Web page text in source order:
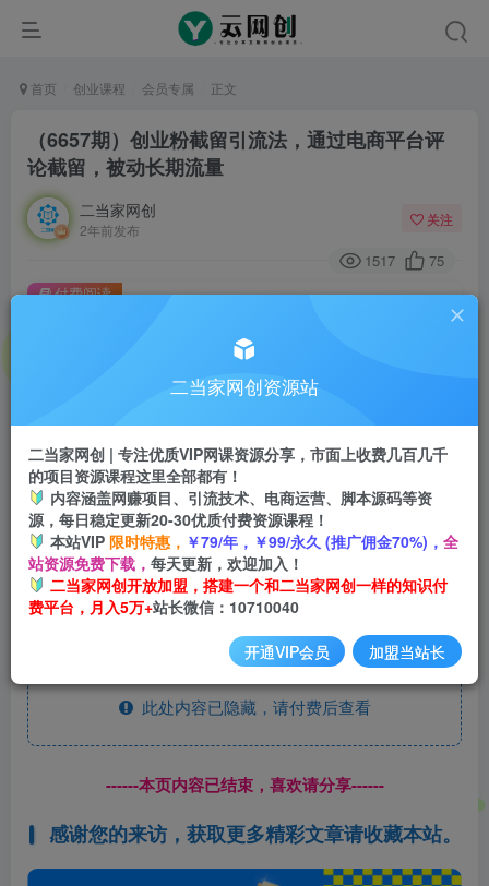
首页 创业课程 会员专属 正文
（6657期）创业粉截留引流法，通过电商平台评
论截留，被动长期流量
二当家网创
2年前发布
关注
1517 75
此内容为付费阅读，请付费后查看
会员专属资源
会员免费
开通会员
付费阅读
此处内容已隐藏，请付费后查看
------本页内容已结束，喜欢请分享------
感谢您的来访，获取更多精彩文章请收藏本站。
二当家网创资源站
二当家网创 | 专注优质VIP网课资源分享，市面上收费几百几千
的项目资源课程这里全部都有！
内容涵盖网赚项目、引流技术、电商运营、脚本源码等资
源，每日稳定更新20-30优质付费资源课程！
本站VIP 限时特惠， ￥79/年，￥99/永久 (推广佣金70%)， 全
站资源免费下载， 每天更新，欢迎加入！
二当家网创开放加盟，搭建一个和二当家网创一样的知识付
费平台，月入5万+站长微信：10710040
开通VIP会员 加盟当站长